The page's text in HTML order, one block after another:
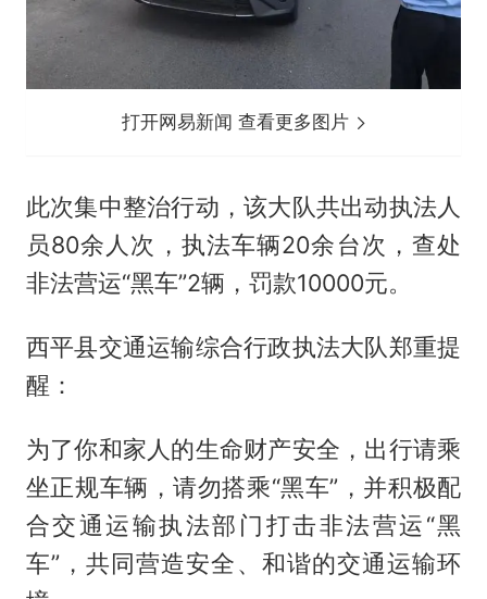
打开网易新闻 查看更多图片
此次集中整治行动，该大队共出动执法人
员80余人次，执法车辆20余台次，查处
非法营运“黑车”2辆，罚款10000元。
西平县交通运输综合行政执法大队郑重提
醒：
为了你和家人的生命财产安全，出行请乘
坐正规车辆，请勿搭乘“黑车”，并积极配
合交通运输执法部门打击非法营运“黑
车”，共同营造安全、和谐的交通运输环